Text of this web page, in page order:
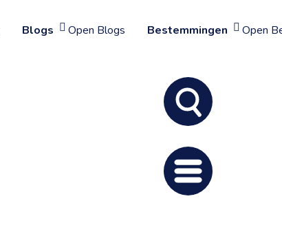
Blogs Open Blogs Bestemmingen Open